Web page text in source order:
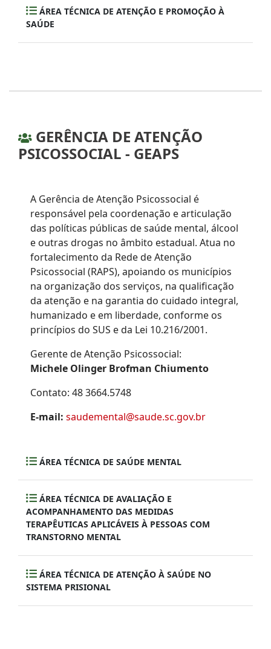
ÁREA TÉCNICA DE ATENÇÃO E PROMOÇÃO À
SAÚDE
GERÊNCIA DE ATENÇÃO
PSICOSSOCIAL - GEAPS
A Gerência de Atenção Psicossocial é
responsável pela coordenação e articulação
das políticas públicas de saúde mental, álcool
e outras drogas no âmbito estadual. Atua no
fortalecimento da Rede de Atenção
Psicossocial (RAPS), apoiando os municípios
na organização dos serviços, na qualificação
da atenção e na garantia do cuidado integral,
humanizado e em liberdade, conforme os
princípios do SUS e da Lei 10.216/2001.
Gerente de Atenção Psicossocial:
Michele Olinger Brofman Chiumento
Contato: 48 3664.5748
E-mail: saudemental@saude.sc.gov.br
ÁREA TÉCNICA DE SAÚDE MENTAL
ÁREA TÉCNICA DE AVALIAÇÃO E
ACOMPANHAMENTO DAS MEDIDAS
TERAPÊUTICAS APLICÁVEIS À PESSOAS COM
TRANSTORNO MENTAL
ÁREA TÉCNICA DE ATENÇÃO À SAÚDE NO
SISTEMA PRISIONAL